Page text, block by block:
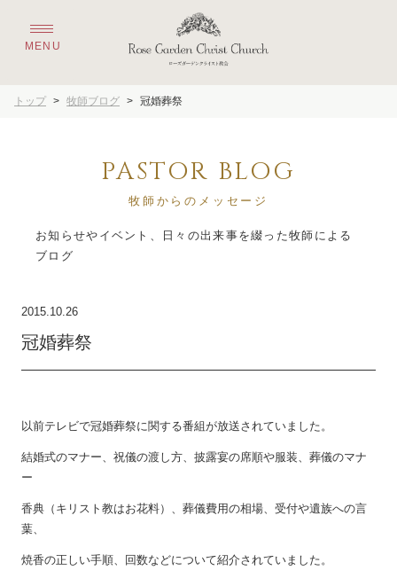
トップ > 牧師ブログ > 冠婚葬祭
PASTOR BLOG
牧師からのメッセージ
お知らせやイベント、日々の出来事を綴った牧師による
2015.10.26
冠婚葬祭
以前テレビで冠婚葬祭に関する番組が放送されていました。
結婚式のマナー、祝儀の渡し方、披露宴の席順や服装、葬儀のマナ
ー
香典（キリスト教はお花料）、葬儀費用の相場、受付や遺族への言
葉、
焼香の正しい手順、回数などについて紹介されていました。